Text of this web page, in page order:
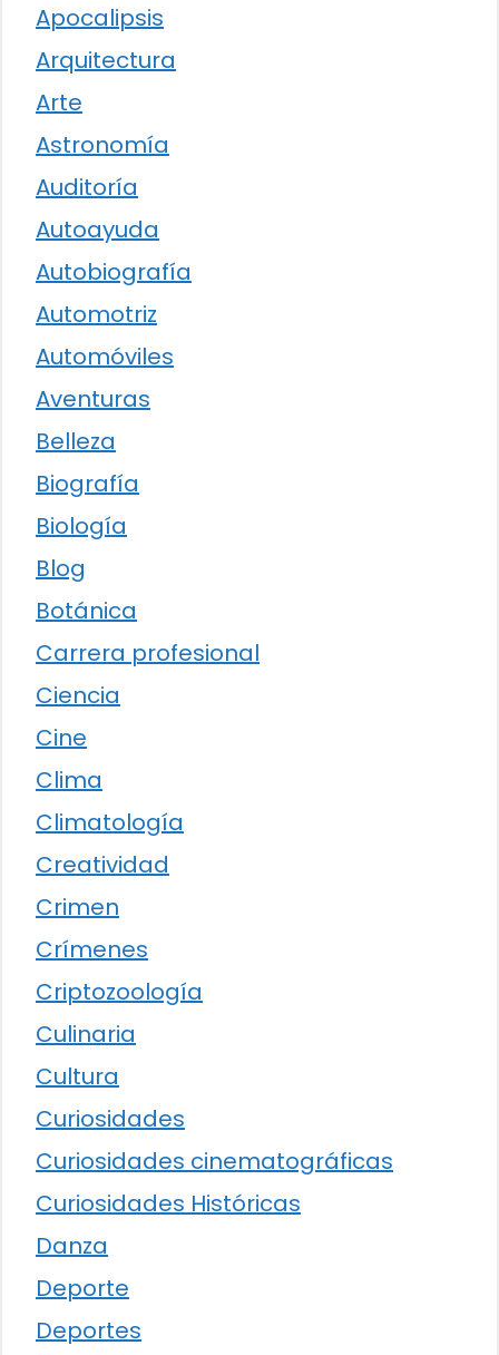
Apocalipsis
Arquitectura
Arte
Astronomía
Auditoría
Autoayuda
Autobiografía
Automotriz
Automóviles
Aventuras
Belleza
Biografía
Biología
Blog
Botánica
Carrera profesional
Ciencia
Cine
Clima
Climatología
Creatividad
Crimen
Crímenes
Criptozoología
Culinaria
Cultura
Curiosidades
Curiosidades cinematográficas
Curiosidades Históricas
Danza
Deporte
Deportes